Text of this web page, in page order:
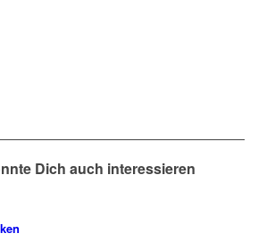
Dich auch interessieren